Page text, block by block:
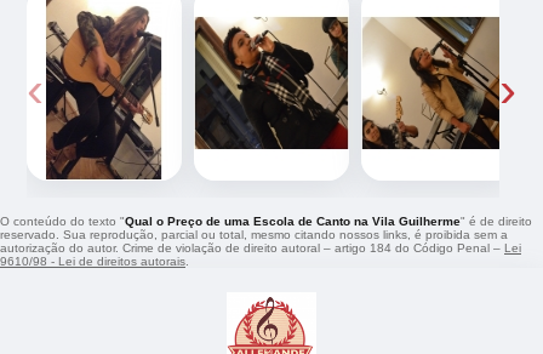
‹ ›
O conteúdo do texto "Qual o Preço de uma Escola de Canto na Vila Guilherme" é de direito
reservado. Sua reprodução, parcial ou total, mesmo citando nossos links, é proibida sem a
autorização do autor. Crime de violação de direito autoral – artigo 184 do Código Penal – Lei
9610/98 - Lei de direitos autorais